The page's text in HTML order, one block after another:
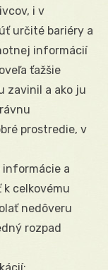
i v
určité bariéry a
informácií
ťažšie
zavinil a ako ju
prostredie, v
a
celkovému
nedôveru
rozpad